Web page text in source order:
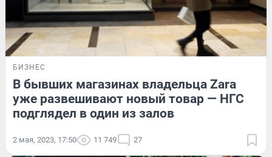
БИЗНЕС
В бывших магазинах владельца Zara
уже развешивают новый товар — НГС
подглядел в один из залов
2 мая, 2023, 17:50 11 749 27